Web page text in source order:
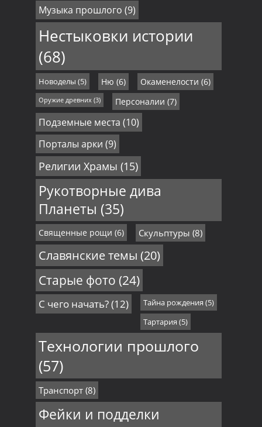
Музыка прошлого (9)
Нестыковки истории
(68)
Новоделы (5) Ню (6) Окаменелости (6)
Оружие древних (3) Персоналии (7)
Подземные места (10)
Порталы арки (9)
Религии Храмы (15)
Рукотворные дива
Планеты (35)
Священные рощи (6) Скульптуры (8)
Славянские темы (20)
Старые фото (24)
С чего начать?(12) Тайна рождения (5)
Тартария (5)
Технологии прошлого
(57)
Транспорт(8)
Фейки и подделки